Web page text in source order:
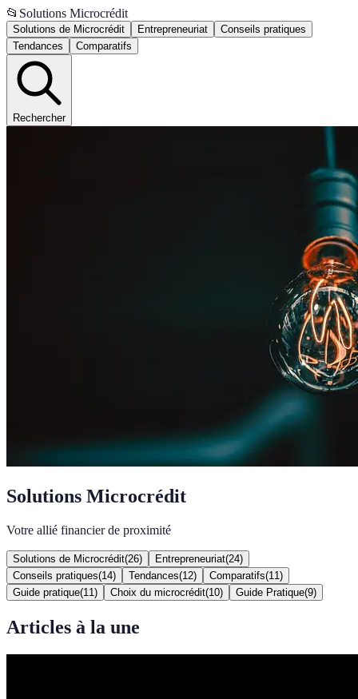
📂 Solutions Microcrédit
Solutions de Microcrédit Entrepreneuriat
Conseils pratiques
Tendances
Comparatifs
Rechercher
Solutions Microcrédit
Votre allié financier de proximité
Solutions de Microcrédit(26) Entrepreneuriat(24)
Conseils pratiques(14) Tendances(12) Comparatifs(11 )
Guide pratique(11 ) Choix du microcrédit(10) Guide Pratique(9)
Articles à la une